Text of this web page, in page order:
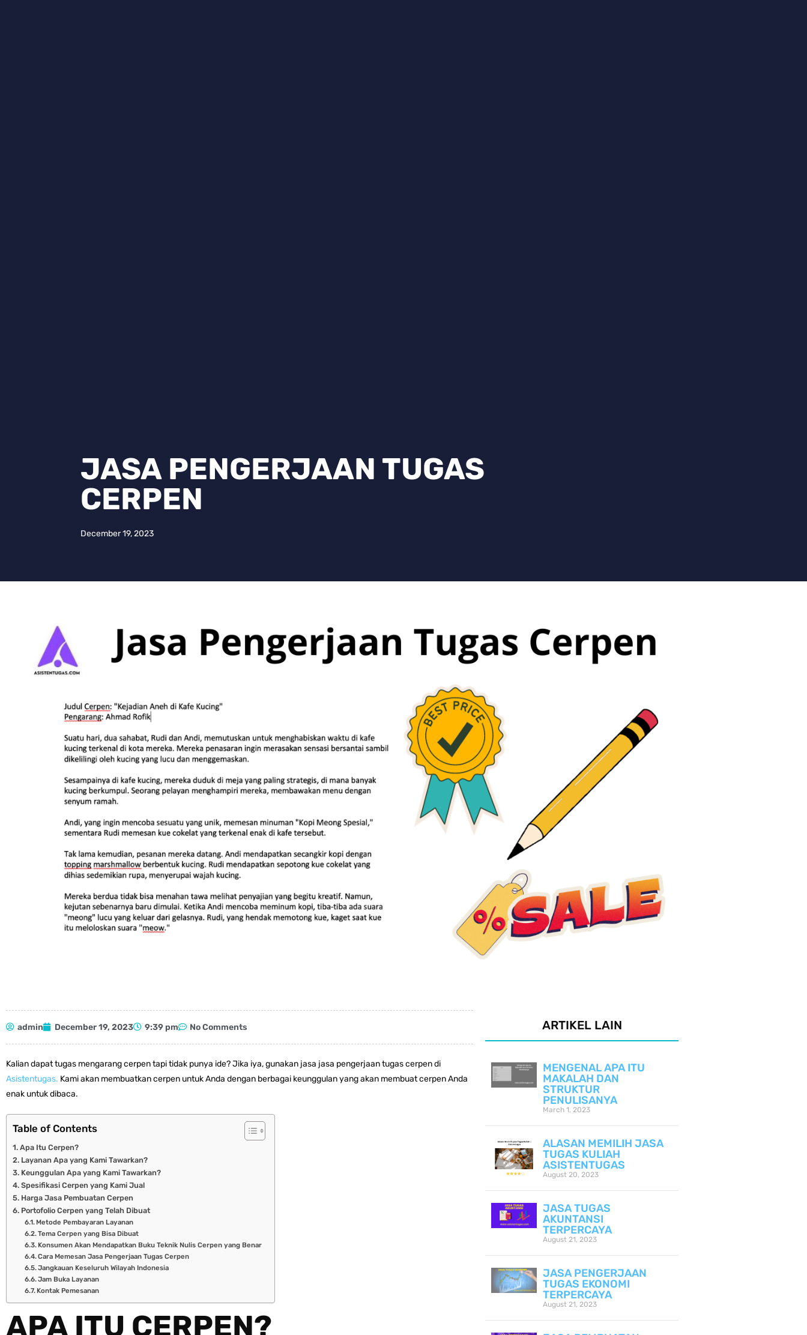
JASA PENGERJAAN TUGAS
CERPEN
December 19, 2023
admin December 19, 2023 9:39 pm No Comments
Kalian dapat tugas mengarang cerpen tapi tidak punya ide? Jika iya, gunakan jasa jasa pengerjaan tugas cerpen di
Asistentugas. Kami akan membuatkan cerpen untuk Anda dengan berbagai keunggulan yang akan membuat cerpen Anda
enak untuk dibaca.
Table of Contents
Apa Itu Cerpen?
Layanan Apa yang Kami Tawarkan?
Keunggulan Apa yang Kami Tawarkan?
Spesifikasi Cerpen yang Kami Jual
Harga Jasa Pembuatan Cerpen
Portofolio Cerpen yang Telah Dibuat
Metode Pembayaran Layanan
Tema Cerpen yang Bisa Dibuat
Konsumen Akan Mendapatkan Buku Teknik Nulis Cerpen yang Benar
Cara Memesan Jasa Pengerjaan Tugas Cerpen
Jangkauan Keseluruh Wilayah Indonesia
Jam Buka Layanan
Kontak Pemesanan
APA ITU CERPEN?
ARTIKEL LAIN
MENGENAL APA ITU
MAKALAH DAN
STRUKTUR
PENULISANYA
March 1, 2023
ALASAN MEMILIH JASA
TUGAS KULIAH
ASISTENTUGAS
August 20, 2023
JASA TUGAS
AKUNTANSI
TERPERCAYA
August 21, 2023
JASA PENGERJAAN
TUGAS EKONOMI
TERPERCAYA
August 21, 2023